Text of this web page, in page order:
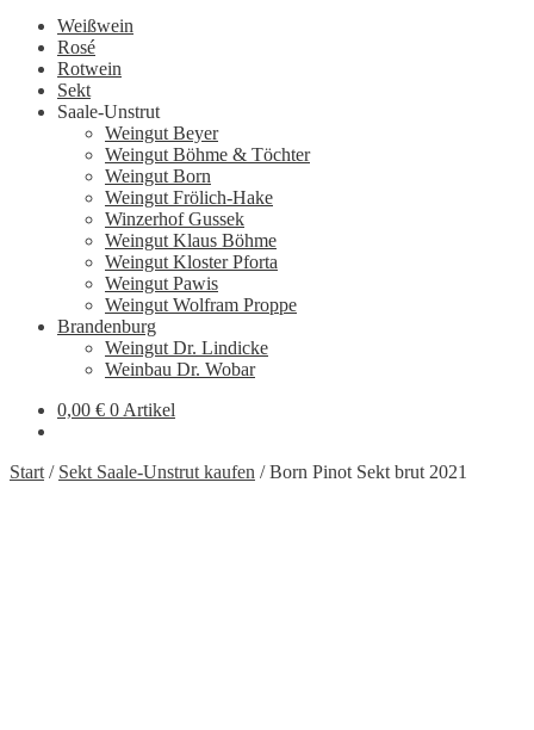
Weißwein
Rosé
Rotwein
Sekt
Saale-Unstrut
Weingut Beyer
Weingut Böhme & Töchter
Weingut Born
Weingut Frölich-Hake
Winzerhof Gussek
Weingut Klaus Böhme
Weingut Kloster Pforta
Weingut Pawis
Weingut Wolfram Proppe
Brandenburg
Weingut Dr. Lindicke
Weinbau Dr. Wobar
0,00 € 0 Artikel
Start / Sekt Saale-Unstrut kaufen /Born Pinot Sekt brut 2021